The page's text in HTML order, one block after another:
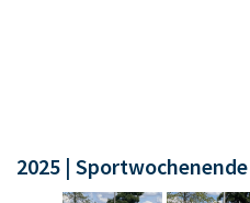
2025 | Sportwochenende